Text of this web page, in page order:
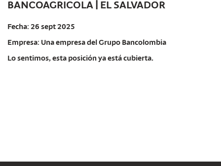
BANCOAGRICOLA | EL SALVADOR
Fecha: 26 sept 2025
Empresa: Una empresa del Grupo Bancolombia
Lo sentimos, esta posición ya está cubierta.